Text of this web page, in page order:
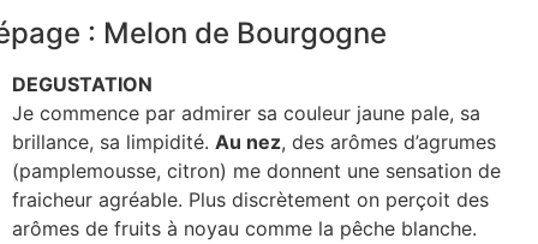
: Melon de Bourgogne
DEGUSTATION
Je commence par admirer sa couleur jaune pale, sa
brillance, sa limpidité. Au nez, des arômes d’agrumes
(pamplemousse, citron) me donnent une sensation de
fraicheur agréable. Plus discrètement on perçoit des
arômes de fruits à noyau comme la pêche blanche.